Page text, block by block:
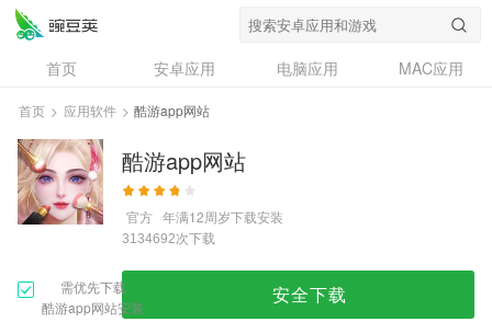
首页 安卓应用 电脑应用
MAC应用
资讯
专题
问答
首页 > 应用软件 > 酷游app网站
酷游app网站
官方 年满12周岁下载安装
3134692次下载
需优先下载
酷游app网站安装
安全下载